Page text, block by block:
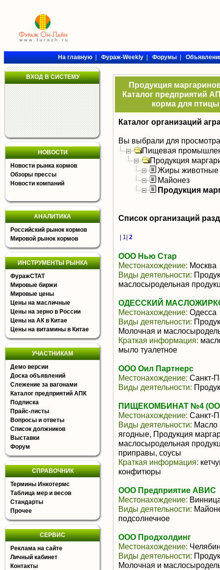
На главную|Фураж-Weekly|Форумы|
ВХОД В СИСТЕМУ
НОВОСТИ
Новости рынка кормов
Обзоры прессы
Новости компаний
АНАЛИТИКА
Российский рынок кормов
Мировой рынок кормов
ИНСТРУМЕНТЫ РЫНКА
ФуражСТАТ
Мировые биржи
Мировые цены
Цены на масличные
Цены на зерно в России
Цены на АК в Китае
Цены на витамины в Китае
УЧАСТНИКАМ
Демо версии
Доска объявлений
Слежение за вагонами
Каталог предприятий АПК
Подписка
Прайс-листы
Вопросы и ответы
Список должников
Выставки
Форум
СПРАВОЧНИК
Термины Инкотермс
Таблица мер и весов
Стандарты
Прочее
СЕРВИС
Реклама на сайте
Личный кабинет
Контакты
Продукция
Каталог предприятий
корма для
Каталог организаций
Вы выбрали для
Пищевая
Продукция
Жиры животные
Майонез
Продукция
Список организаций
1 2
ООО Нью Стар
Местонахождение: Москва
Виды деятельности:
маслосыродельная
ОДЕССКИЙ
Местонахождение: Одесса
Виды деятельности:
Молочная и
Краткая информация:
мыло туалетное
ООО Оил Партнерс
Местонахождение: Санкт-
Виды деятельности:
ПИЩЕКОМБИНАТ №4
Местонахождение: Санкт-
Виды деятельности: Масло
ягодные, Продукция
маслосыродельная
приправы, соусы
Краткая информация:
конфитюры
ООО Предприятие АВИС
Местонахождение:
Виды деятельности:
подсолнечное
ООО Продхолдинг
Местонахождение:
Виды деятельности:
Молочная и